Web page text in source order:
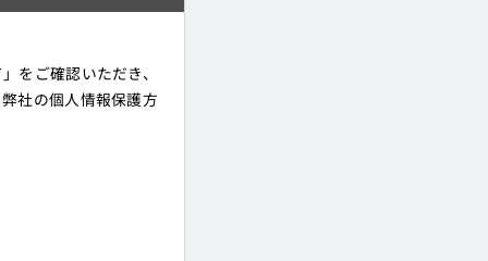
をご確認いただき、
社の個人情報保護方